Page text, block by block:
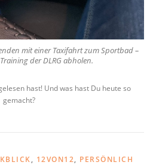
mit einer Taxifahrt zum Sportbad –
der DLRG abholen.
hast! Und was hast Du heute so
gemacht?
, 12VON12, PERSÖNLICH